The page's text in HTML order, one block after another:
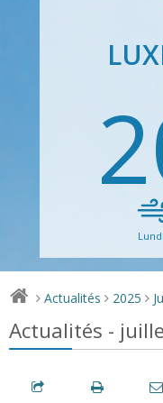
> Actualités > 2025 >
Actualités -